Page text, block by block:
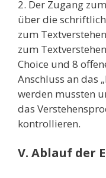
2. Der Zugang
über die
zum
zum
Choice und 8
Anschluss an das
werden mussten
das
kontrollieren.
V. Ablauf der